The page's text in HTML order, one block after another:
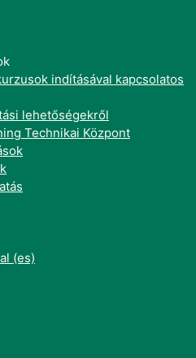
indításával kapcsolatos
lehetőségekről
Technikai Központ
‎(es)‎